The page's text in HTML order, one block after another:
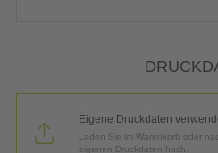
Eigene Druckdaten
Laden Sie im Warenkorb oder
eigenen Druckdaten hoch.